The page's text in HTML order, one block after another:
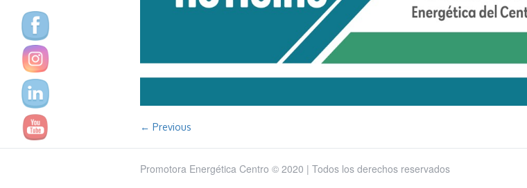
← Previous
Promotora Energética Centro © 2020 | Todos los derechos reservados